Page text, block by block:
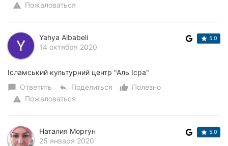
Луцк
Карпаты
warning Пожаловаться
Yahya Albabeli
14 октября 2020
5.0
Ісламський культурний центр "Аль Ісра"
chat_bubble Ответить reply Поделиться thumb_up_alt
Полезно
warning Пожаловаться
Наталия Моргун
25 января 2020
5.0